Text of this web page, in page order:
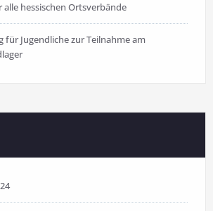
alle hessischen Ortsverbände
für Jugendliche zur Teilnahme am